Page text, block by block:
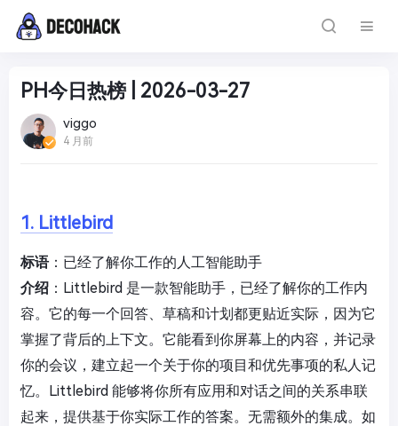
PH今日热榜 | 2026-03-27
viggo
4 月前
1. Littlebird
标语：已经了解你工作的人工智能助手
介绍 ：Littlebird 是一款智能助手，已经了解你的工作内
容。它的每一个回答、草稿和计划都更贴近实际，因为它
掌握了背后的上下文。它能看到你屏幕上的内容，并记录
你的会议，建立起一个关于你的项目和优先事项的私人记
忆。Littlebird 能够将你所有应用和对话之间的关系串联
起来，提供基于你实际工作的答案。无需额外的集成。如